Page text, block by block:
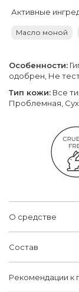
Активные
Масло моной
Особенности:
одобрен, Не
Тип кожи: Все
Проблемная,
О средстве
Состав
Рекомендации к